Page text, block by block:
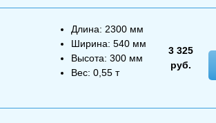
Длина: 2300 мм
Ширина: 540 мм
Высота: 300 мм
Вес: 0,55 т
3 325
руб.